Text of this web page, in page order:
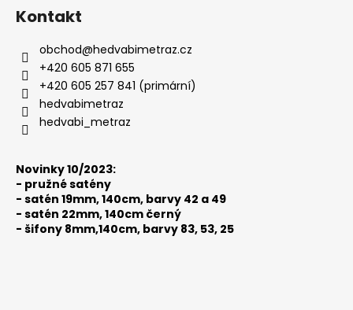
Kontakt
obchod@hedvabimetraz.cz
+420 605 871 655
+420 605 257 841 (primární)
hedvabimetraz
hedvabi_metraz
Novinky 10/2023:
- pružné satény
- satén 19mm, 140cm, barvy 42 a 49
- satén 22mm, 140cm černý
- šifony 8mm,140cm, barvy 83, 53, 25